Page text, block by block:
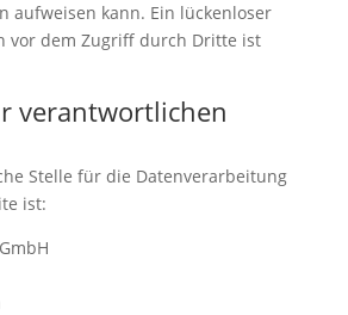
aufweisen kann. Ein lückenloser
vor dem Zugriff durch Dritte ist
verantwortlichen
Stelle für die Datenverarbeitung
ist: